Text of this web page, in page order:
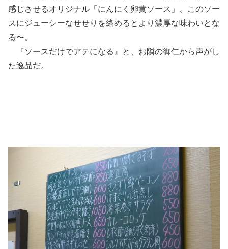
感じさせるオリジナル「にんにく卵黄ソース」、このソー
スにジューシーなせせりを絡めるとより濃厚な味わいとな
る〜。
『ソースだけでアテになる』と、お隣の御仁から声がし
た逸品だ。